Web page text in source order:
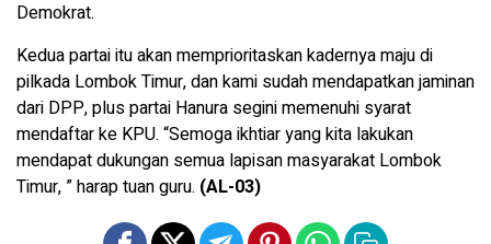
Demokrat.
Kedua partai itu akan memprioritaskan kadernya maju di
pilkada Lombok Timur, dan kami sudah mendapatkan jaminan
dari DPP, plus partai Hanura segini memenuhi syarat
mendaftar ke KPU. “Semoga ikhtiar yang kita lakukan
mendapat dukungan semua lapisan masyarakat Lombok
Timur, ” harap tuan guru. (AL-03)